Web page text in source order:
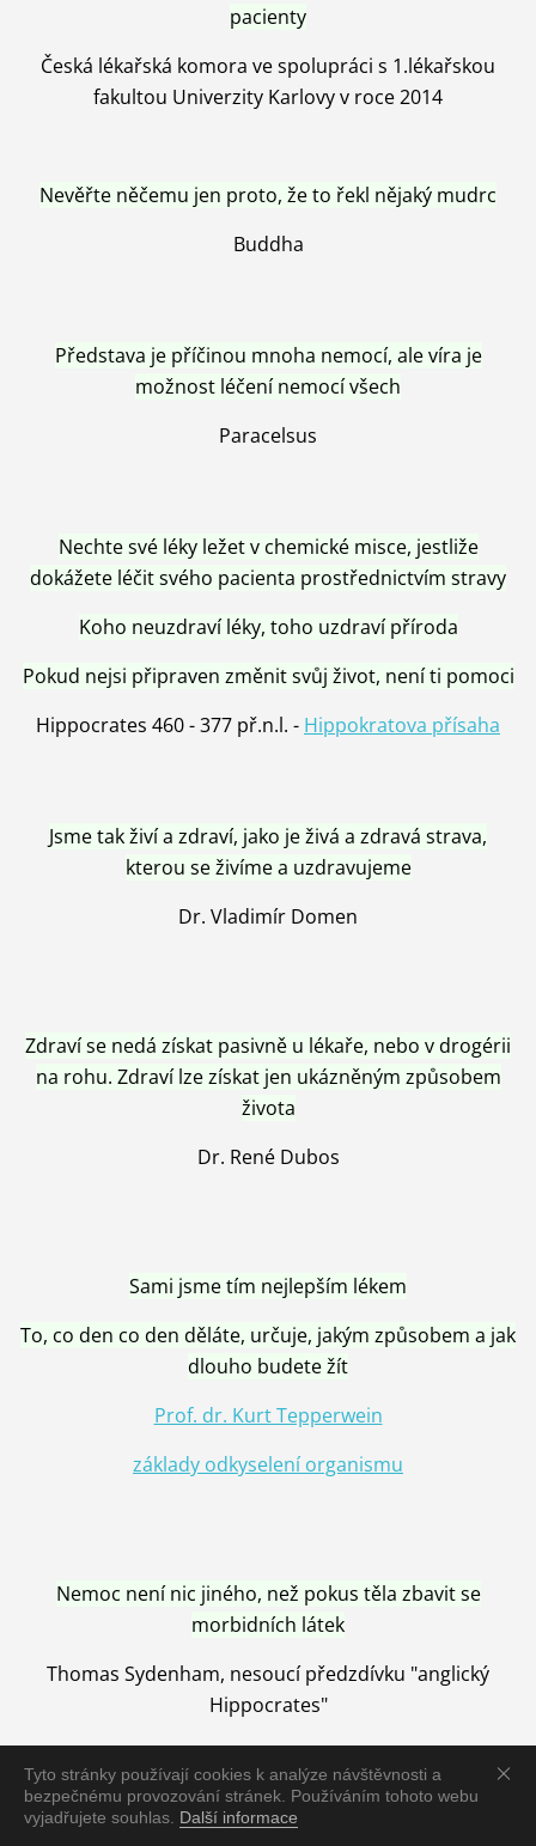
Tyto stránky používají cookies k analýze návštěvnosti a
bezpečnému provozování stránek. Používáním tohoto webu
vyjadřujete souhlas. Další informace
pacienty
Česká lékařská komora ve spolupráci s 1.lékařskou
fakultou Univerzity Karlovy v roce 2014
Nevěřte něčemu jen proto, že to řekl nějaký mudrc
Buddha
Představa je příčinou mnoha nemocí, ale víra je
možnost léčení nemocí všech
Paracelsus
Nechte své léky ležet v chemické misce, jestliže
dokážete léčit svého pacienta prostřednictvím stravy
Koho neuzdraví léky, toho uzdraví příroda
Pokud nejsi připraven změnit svůj život, není ti pomoci
Hippocrates 460 - 377 př.n.l. - Hippokratova přísaha
Jsme tak živí a zdraví, jako je živá a zdravá strava,
kterou se živíme a uzdravujeme
Dr. Vladimír Domen
Zdraví se nedá získat pasivně u lékaře, nebo v drogérii
na rohu. Zdraví lze získat jen ukázněným způsobem
života
Dr. René Dubos
Sami jsme tím nejlepším lékem
To, co den co den děláte, určuje, jakým způsobem a jak
dlouho budete žít
Prof. dr. Kurt Tepperwein
základy odkyselení organismu
Nemoc není nic jiného, než pokus těla zbavit se
morbidních látek
Thomas Sydenham, nesoucí předzdívku "anglický
Hippocrates"
Nemoc je vyléčena jen pomocí Přírody, neutralizací a